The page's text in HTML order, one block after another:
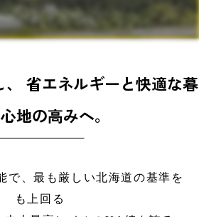
省エネルギーと快適な暮
地の高みへ。
で、最も厳しい北海道の基準を
も上回る